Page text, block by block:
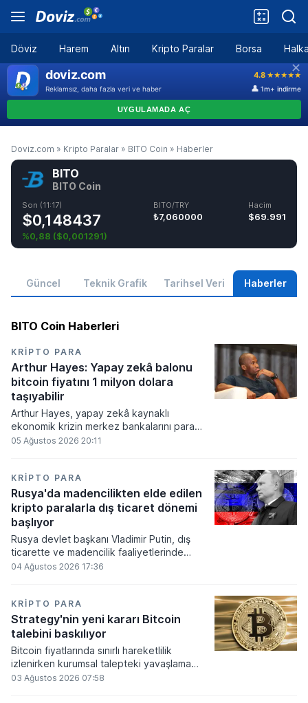
Döviz Harem Altın Kripto Paralar Borsa
Doviz.com » Kripto Paralar » BITO Coin » Haberler
BITO
BITO Coin
Son (11:17)
$0,148437
%0,88 ($0,001291)
BITO/TRY
₺7,060000
Hacim
$69.991
Güncel Teknik Grafik Tarihsel Veri Haberler
BITO Coin Haberleri
KRIPTO PARA
Arthur Hayes: Yapay zekâ balonu
bitcoin fiyatını 1 milyon dolara
taşıyabilir
Arthur Hayes, yapay zekâ kaynaklı
ekonomik krizin merkez bankalarını para
basmaya zorlayacağını ve bu durumun
kayıplarının tetikleyeceği kredi krizinin
küresel likidite artışına yol açacağını belirtti
ve bitcoinin bu süreçte en hızlı tepki veren
varlık olacağı vurguladı.
05 Ağustos 2026 20:11
KRIPTO PARA
Rusya'da madencilikten elde edilen
kripto paralarla dış ticaret dönemi
başlıyor
Rusya devlet başkanı Vladimir Putin, dış
ticarette ve madencilik faaliyetlerinde
kripto varlıkların kullanımına onay veren
elde edilen dijital paraların belirli şartlar
altında dolaşımına ve menkul kıymet
alımlarında kullanılmasına olanak sağlanıyor.
04 Ağustos 2026 17:36
KRIPTO PARA
Strategy'nin yeni kararı Bitcoin
talebini baskılıyor
Bitcoin fiyatlarında sınırlı hareketlilik
izlenirken kurumsal talepteki yavaşlama
piyasa dinamiklerini etkiliyor. ABD Merkez
03 Ağustos 2026 07:58